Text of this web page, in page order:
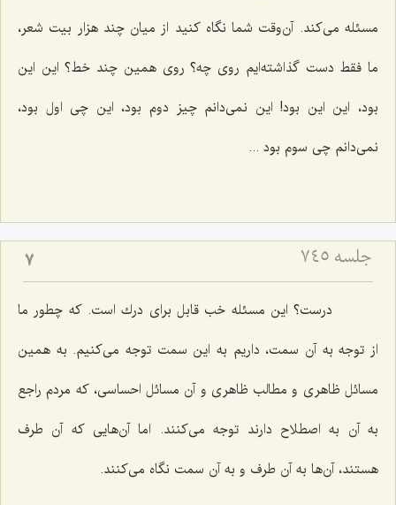
مسئله می‌كند. آن‌وقت شما نگاه كنید از میان چند هزار بیت شعر،
ما فقط دست گذاشته‌ایم روی چه؟ روی همین چند خط؟ این این
بود، این این بود! این نمی‌دانم چیز دوم بود، این چی اول بود،
نمی‌دانم چی سوم بود ...
جلسه ۷۴۵ 7
درست؟ این مسئله خب قابل برای درك است. كه چطور ما
از توجه به آن سمت، داریم به این سمت توجه می‌كنیم. به همین
مسائل ظاهری و مطالب ظاهری و آن مسائل احساسی، كه مردم راجع
به آن به اصطلاح دارند توجه می‌كنند. اما آن‌هایی كه آن طرف
هستند، آن‌ها به آن طرف و به آن سمت نگاه می‌كنند.